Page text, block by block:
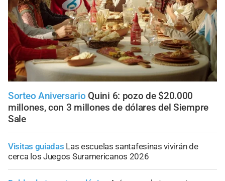
Sorteo Aniversario Quini 6: pozo de $20.000
millones, con 3 millones de dólares del Siempre
Sale
Visitas guiadas Las escuelas santafesinas vivirán de
cerca los Juegos Suramericanos 2026